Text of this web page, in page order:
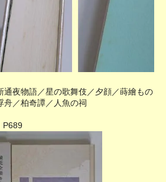
通夜物語／星の歌舞伎／夕顔／蒔繪もの
舟／柏奇譚／人魚の祠
P689